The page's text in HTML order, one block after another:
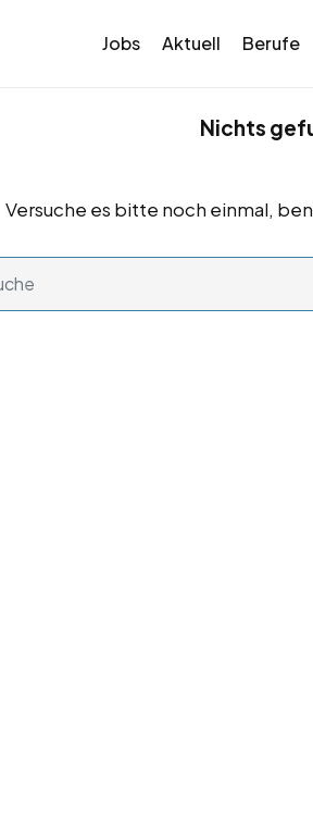
Jobs Aktuell Berufe
Nichts
Versuche es bitte noch einmal,